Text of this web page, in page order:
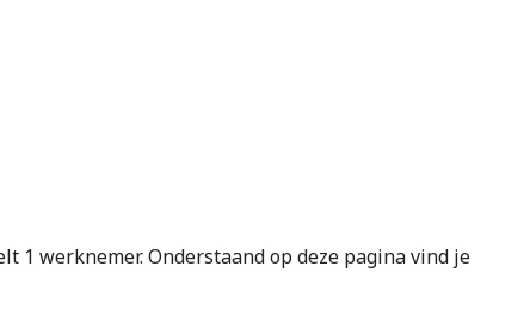
1 werknemer. Onderstaand op deze pagina vind je